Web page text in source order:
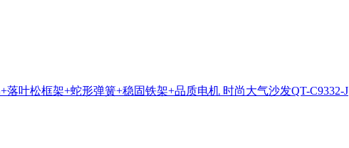
叶松框架+蛇形弹簧+稳固铁架+品质电机 时尚大气沙发QT-C9332-J